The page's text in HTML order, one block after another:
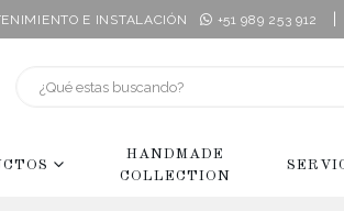
E INSTALACIÓN +51 989 253 912
HANDMADE
COLLECTION